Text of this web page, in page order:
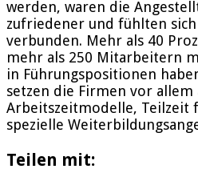
werden, waren die
zufriedener und fühlten
verbunden. Mehr als 40
mehr als 250 Mitarbeitern
in Führungspositionen
setzen die Firmen vor
Arbeitszeitmodelle, Teilzeit
spezielle
Teilen mit: